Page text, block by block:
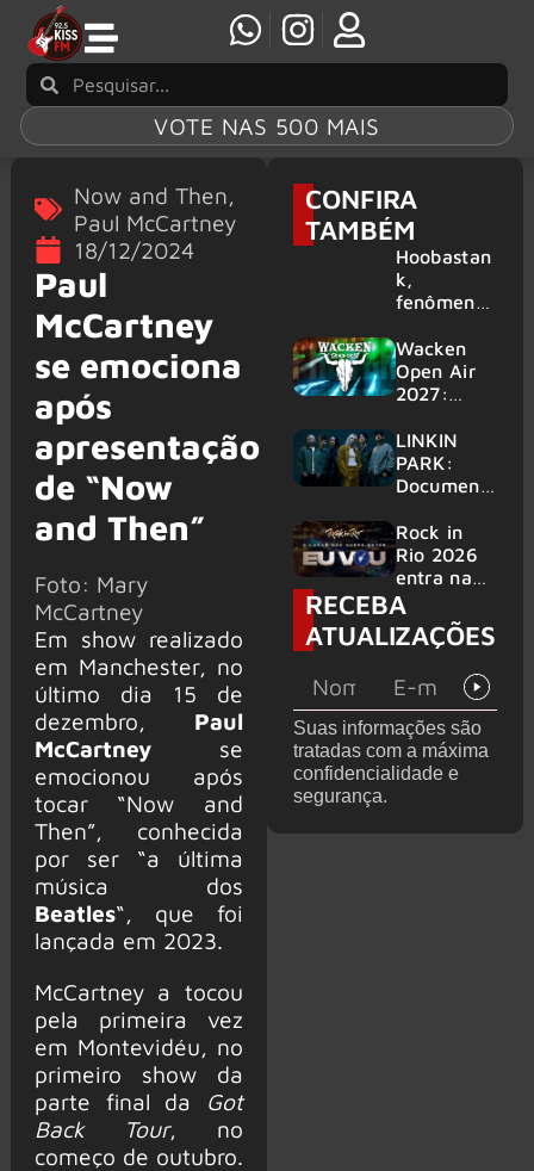
VOTE NAS 500 MAIS
Now and Then,
Paul McCartney
18/12/2024
Paul
McCartney
se emociona
após
apresentação
de “Now
and Then”
Foto: Mary
McCartney
Em show realizado
em Manchester, no
último dia 15 de
dezembro, Paul
McCartneyse
emocionou após
tocar “Now and
Then”, conhecida
por ser “a última
música dos
Beatles“, que foi
lançada em 2023.
McCartney a tocou
pela primeira vez
em Montevidéu, no
primeiro show da
parte final da
Got
Back Tour, no
começo de outubro.
CONFIRA
TAMBÉM
Hoobastan
k,
fenômeno
rock anos
2000,
volta ao
6 shows
Wacken
Open Air
2027:
amplia
line-up e
já
mais de 50
bandas
LINKIN
PARK:
Document
‘Unshatter’
e álbum ao
vivo são
anunciados
Rock in
Rio 2026
entra na
reta final
com
Cidade do
montagem
acelerada
e line-up
completo
confirmad
RECEBA
ATUALIZAÇÕES
Suas informações são
tratadas com a máxima
confidencialidade e
segurança.